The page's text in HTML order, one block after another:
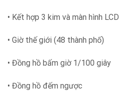
• Kết hợp 3 kim và màn hình LCD
• Giờ thế giới (48 thành phố)
• Đồng hồ bấm giờ 1/100 giây
• Đồng hồ đếm ngược